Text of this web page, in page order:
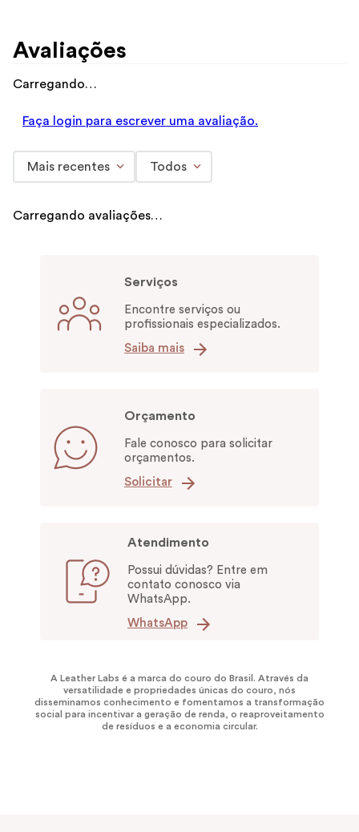
Avaliações
Carregando…
Faça login para escrever uma avaliação.
Mais recentes Todos
Carregando avaliações…
Serviços
Encontre serviços ou
profissionais especializados.
Saiba mais
Orçamento
Fale conosco para solicitar
orçamentos.
Solicitar
Atendimento
Possui dúvidas? Entre em
contato conosco via
WhatsApp.
WhatsApp
A Leather Labs é a marca do couro do Brasil. Através da
versatilidade e propriedades únicas do couro, nós
disseminamos conhecimento e fomentamos a transformação
social para incentivar a geração de renda, o reaproveitamento
de resíduos e a economia circular.